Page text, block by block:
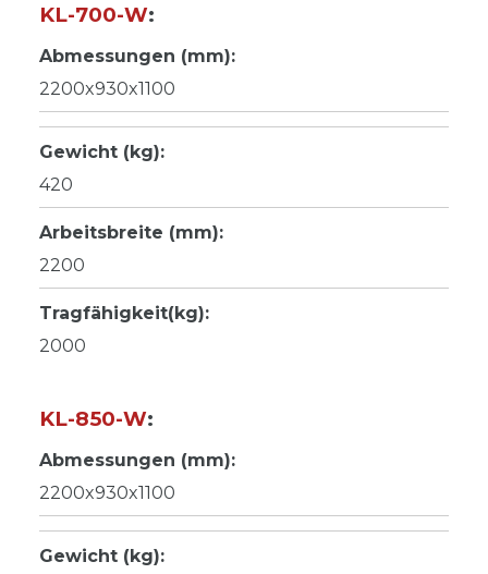
KL-700-W:
Abmessungen (mm):
2200x930x1100
Gewicht (kg):
420
Arbeitsbreite (mm):
2200
Tragfähigkeit(kg):
2000
KL-850-W:
Abmessungen (mm):
2200x930x1100
Gewicht (kg):